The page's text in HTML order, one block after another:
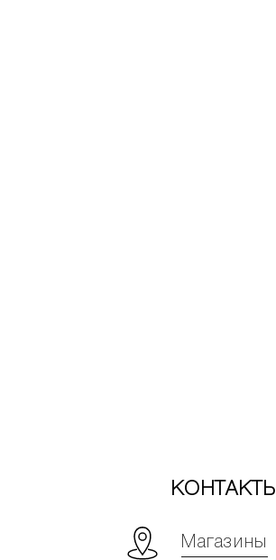
КОНТАКТЫ
Магазины